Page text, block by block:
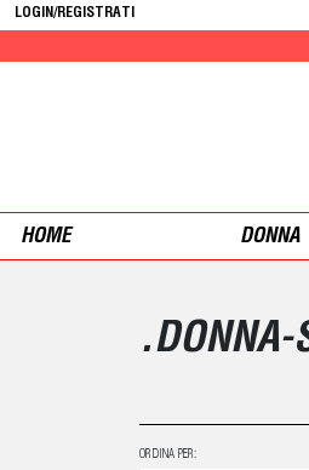
LOGIN/REGISTRATI
HOME DONNA
.DONNA-
ORDINA PER: